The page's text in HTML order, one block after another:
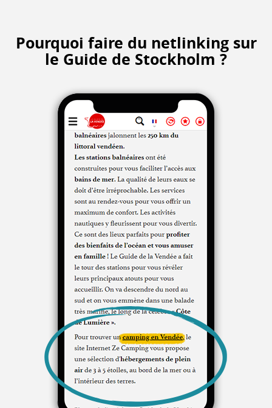
Pourquoi faire du netlinking sur
le Guide de Stockholm ?